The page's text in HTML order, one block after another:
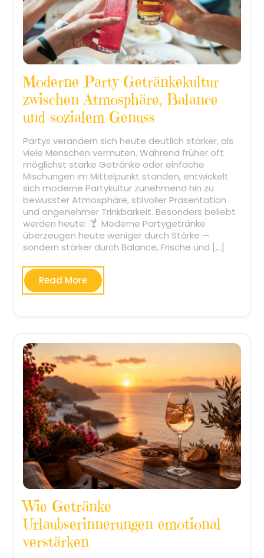
Moderne Party-Getränkekultur
zwischen Atmosphäre, Balance
und sozialem Genuss
Partys verändern sich heute deutlich stärker, als
viele Menschen vermuten. Während früher oft
möglichst starke Getränke oder einfache
Mischungen im Mittelpunkt standen, entwickelt
sich moderne Partykultur zunehmend hin zu
bewusster Atmosphäre, stilvoller Präsentation
und angenehmer Trinkbarkeit. Besonders beliebt
werden heute:
Moderne Partygetränke
überzeugen heute weniger durch Stärke —
sondern stärker durch Balance, Frische und […]
Read More
Wie Getränke
Urlaubserinnerungen emotional
verstärken